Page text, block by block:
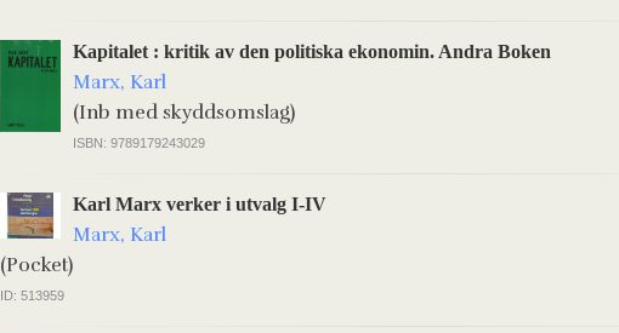
Kapitalet : kritik av den politiska ekonomin. Andra Boken
Marx, Karl
(Inb med skyddsomslag)
ISBN: 9789179243029
Karl Marx verker i utvalg I-IV
Marx, Karl
(Pocket)
ID: 513959